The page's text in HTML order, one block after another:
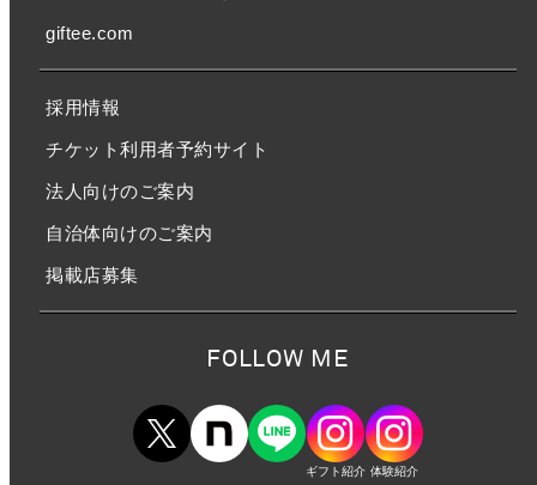
giftee.com
採用情報
チケット利用者予約サイト
法人向けのご案内
自治体向けのご案内
掲載店募集
FOLLOW ME
ギフト紹介 体験紹介